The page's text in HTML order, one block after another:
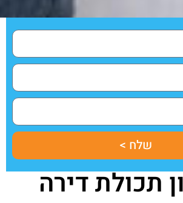
שלח >
תכולת דירה